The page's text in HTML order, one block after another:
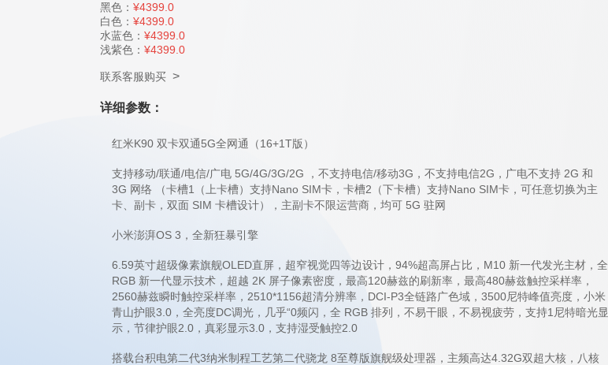
黑色： ¥4399.0
白色： ¥4399.0
水蓝色： ¥4399.0
浅紫色： ¥4399.0
联系客服购买 >
详细参数：
红米K90 双卡双通5G全网通（16+1T版）
支持移动/联通/电信/广电 5G/4G/3G/2G ，不支持电信/移动3G，不支持电信2G，广电不支持 2G 和
3G 网络 （卡槽1（上卡槽）支持Nano SIM卡，卡槽2（下卡槽）支持Nano SIM卡，可任意切换为主
卡、副卡，双面 SIM 卡槽设计），主副卡不限运营商，均可 5G 驻网
小米澎湃OS 3，全新狂暴引擎
6.59英寸超级像素旗舰OLED直屏，超窄视觉四等边设计，94%超高屏占比，M10 新一代发光主材，全
RGB 新一代显示技术，超越 2K 屏子像素密度，最高120赫兹的刷新率，最高480赫兹触控采样率，
2560赫兹瞬时触控采样率，2510*1156超清分辨率，DCI-P3全链路广色域，3500尼特峰值亮度，小米
青山护眼3.0，全亮度DC调光，几乎“0频闪，全 RGB 排列，不易干眼，不易视疲劳，支持1尼特暗光显
示，节律护眼2.0，真彩显示3.0，支持湿受触控2.0
搭载台积电第二代3纳米制程工艺第二代骁龙 8至尊版旗舰级处理器，主频高达4.32G双超大核，八核